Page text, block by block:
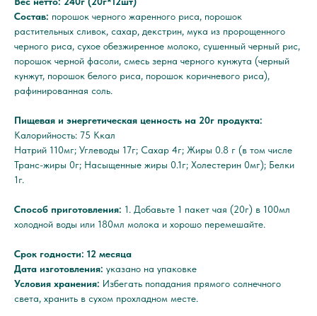
Состав: порошок черного жаренного риса, порошок
растительных сливок, сахар, декстрин, мука из пророщенного
черного риса, сухое обезжиренное молоко, сушенный черный рис,
порошок черной фасоли, смесь зерна черного кунжута (черный
кунжут, порошок белого риса, порошок коричневого риса),
рафинированная соль.
Пищевая и энергетическая ценность на 20г продукта:
Калорийность: 75 Ккал
Натрий 110мг; Углеводы 17г; Сахар 4г; Жиры 0.8 г (в том числе
Транс-жиры 0г; Насыщенные жиры 0.1г; Холестерин 0мг); Белки
1г.
Способ приготовления: 1. Добавьте 1 пакет чая (20г) в 100мл
холодной воды или 180мл молока и хорошо перемешайте.
Срок годности: 12 месяца
Дата изготовления: указано на упаковке
Условия хранения: Избегать попадания прямого солнечного
света, хранить в сухом прохладном месте.